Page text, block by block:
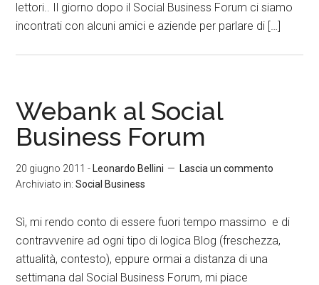
lettori.. Il giorno dopo il Social Business Forum ci siamo
incontrati con alcuni amici e aziende per parlare di […]
Webank al Social
Business Forum
20 giugno 2011 - Leonardo Bellini
Lascia un commento
Archiviato in:Social Business
Sì, mi rendo conto di essere fuori tempo massimo e di
contravvenire ad ogni tipo di logica Blog (freschezza,
attualità, contesto), eppure ormai a distanza di una
settimana dal Social Business Forum, mi piace